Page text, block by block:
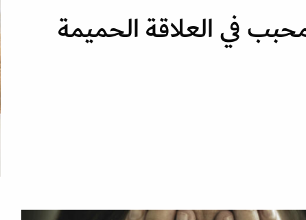
في العلاقة الحميمة